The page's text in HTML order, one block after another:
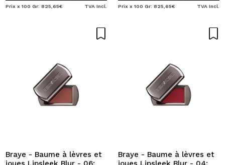
Prix x 100 Gr: 825,65€ TVA Incl. Prix x 100 Gr: 825,65€ TVA Incl.
Braye - Baume à lèvres et
Braye - Baume à lèvres et